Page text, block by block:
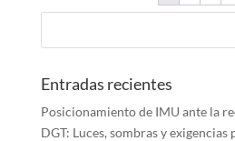
Entradas recientes
Posicionamiento de IMU ante la
DGT: Luces, sombras y exigencias